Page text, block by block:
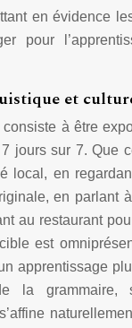
en évidence
pour
et
consiste à être
jours sur 7. Que
local, en
en parlant
au restaurant
est
apprentissage
la